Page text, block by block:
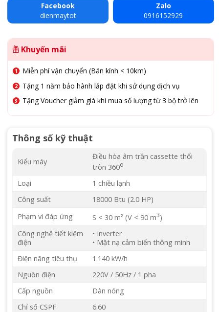
Facebook
dienmaytot
Zalo
0916152929
Khuyến mãi
Miễn phí vận chuyển (Bán kính < 10km)
Tặng 1 năm bảo hành lắp đặt khi sử dụng dịch vụ
Tặng Voucher giảm giá khi mua số lượng từ 3 bộ trở lên
Thông số kỹ thuật
Kiểu máy
Điều hòa âm trần cassette thổi
tròn 360o
Loại
1 chiều lạnh
Công suất
18000 Btu (2.0 HP)
Phạm vi đáp ứng
S < 30 m² (V < 90 m3)
Công nghệ tiết kiệm
điện
• Inverter
• Mặt nạ cảm biến thông minh
Điện năng tiêu thụ
1.140 kW/h
Nguồn điện
220V / 50Hz / 1 pha
Cấp nguồn
Dàn nóng
Chỉ số CSPF
6.60